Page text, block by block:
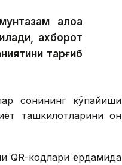
алоқа
ахборот
тарғиб
сонининг кўпайиши
ташкилотларини қон
QR-кодлари ёрдамида